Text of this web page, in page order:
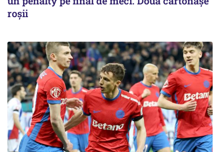
roşii